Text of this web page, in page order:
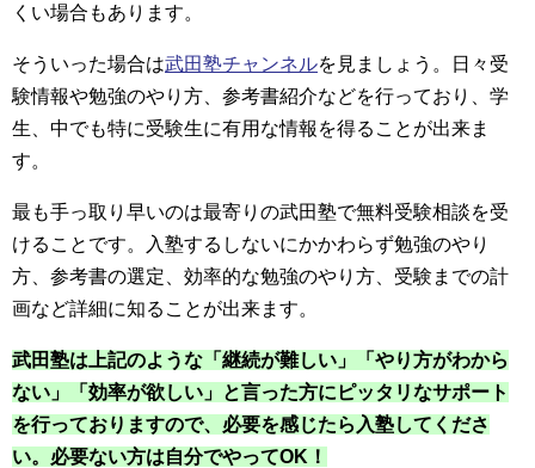
くい場合もあります。
そういった場合は武田塾チャンネルを見ましょう。日々受
験情報や勉強のやり方、参考書紹介などを行っており、学
生、中でも特に受験生に有用な情報を得ることが出来ま
す。
最も手っ取り早いのは最寄りの武田塾で無料受験相談を受
けることです。入塾するしないにかかわらず勉強のやり
方、参考書の選定、効率的な勉強のやり方、受験までの計
画など詳細に知ることが出来ます。
武田塾は上記のような「継続が難しい」「やり方がわから
ない」「効率が欲しい」と言った方にピッタリなサポート
を行っておりますので、必要を感じたら入塾してくださ
い。必要ない方は自分でやってOK！